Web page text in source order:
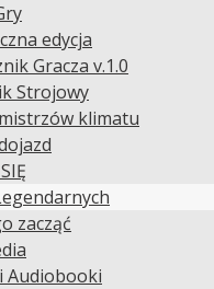
edycja
Gracza v.1.0
Strojowy
klimatu
zacząć
Audiobooki